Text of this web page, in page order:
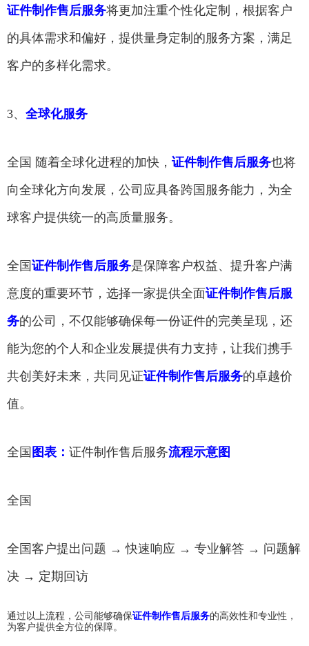
证件制作售后服务将更加注重个性化定制，根据客户
的具体需求和偏好，提供量身定制的服务方案，满足
客户的多样化需求。
3、 全球化服务
全国 随着全球化进程的加快， 证件制作售后服务也将
向全球化方向发展，公司应具备跨国服务能力，为全
球客户提供统一的高质量服务。
全国证件制作售后服务是保障客户权益、提升客户满
意度的重要环节，选择一家提供全面证件制作售后服
务的公司，不仅能够确保每一份证件的完美呈现，还
能为您的个人和企业发展提供有力支持，让我们携手
共创美好未来，共同见证证件制作售后服务的卓越价
值。
全国 图表： 证件制作售后服务流程示意图
全国
全国客户提出问题 → 快速响应 → 专业解答 → 问题解
决 → 定期回访
通过以上流程，公司能够确保证件制作售后服务的高效性和专业性，
为客户提供全方位的保障。